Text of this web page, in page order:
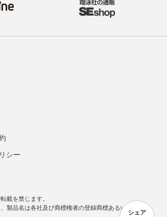
シェア
シー
載を禁じます。
製品名は各社及び商標権者の登録商標あるいは商標で